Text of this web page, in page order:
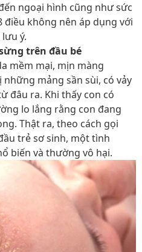
ngoại hình cũng như sức
điều không nên áp dụng với
ý.
trên đầu bé
mềm mại, mịn màng
mảng sần sùi, có vảy
đâu ra. Khi thấy con có
lo lắng rằng con đang
Thật ra, theo cách gọi
trẻ sơ sinh, một tình
biến và thường vô hại.